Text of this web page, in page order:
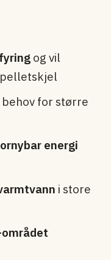
og vil
behov for større
energi
i store